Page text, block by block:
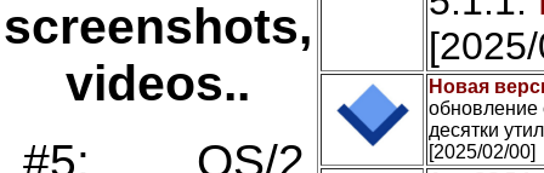
screenshots,
videos..
#5: OS/2
Новая
обновление
десятки
[2025/02/00]